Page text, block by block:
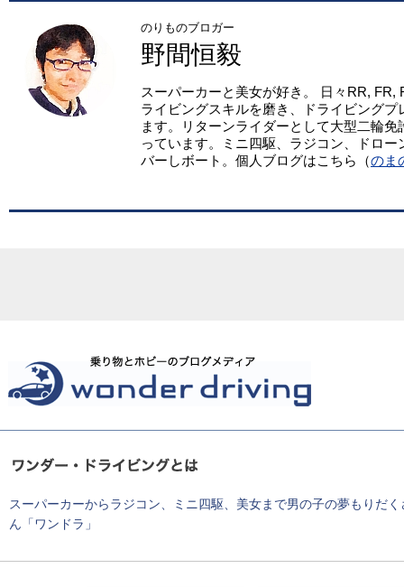
のりものブロガー
野間恒毅
スーパーカーと美女が好き。 日々RR, FR,
ライビングスキルを磨き、ドライビングプ
ます。リターンライダーとして大型二輪
っています。ミニ四駆、ラジコン、ドロ
バーしボート。個人ブログはこちら（のま
スーパーカーからラジコン、ミニ四駆、美女まで男の子の夢もりだく
ん「ワンドラ」